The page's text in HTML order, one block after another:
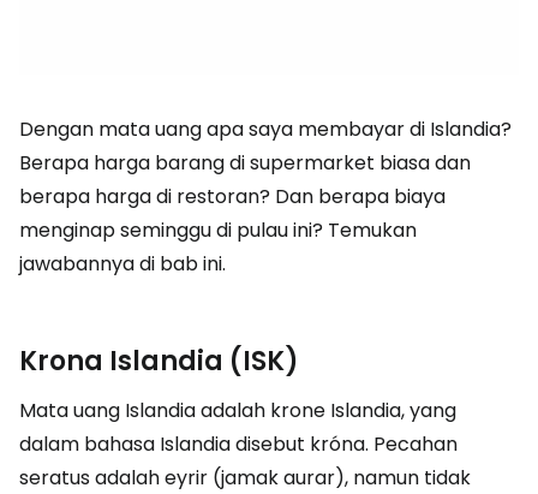
Dengan mata uang apa saya membayar di Islandia?
Berapa harga barang di supermarket biasa dan
berapa harga di restoran? Dan berapa biaya
menginap seminggu di pulau ini? Temukan
jawabannya di bab ini.
Krona Islandia (ISK)
Mata uang Islandia adalah krone Islandia, yang
dalam bahasa Islandia disebut króna. Pecahan
seratus adalah eyrir (jamak aurar), namun tidak